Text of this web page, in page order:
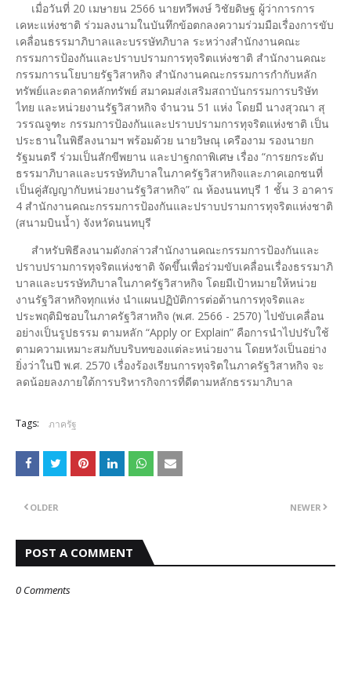
เมื่อวันที่ 20 เมษายน 2566 นายทวีพงษ์ วิชัยดิษฐ ผู้ว่าการการ
เคหะแห่งชาติ ร่วมลงนามในบันทึกข้อตกลงความร่วมมือเรื่องการขับ
เคลื่อนธรรมาภิบาลและบรรษัทภิบาล ระหว่างสำนักงานคณะ
กรรมการป้องกันและปราบปรามการทุจริตแห่งชาติ สำนักงานคณะ
กรรมการนโยบายรัฐวิสาหกิจ สำนักงานคณะกรรมการกำกับหลัก
ทรัพย์และตลาดหลักทรัพย์ สมาคมส่งเสริมสถาบันกรรมการบริษัท
ไทย และหน่วยงานรัฐวิสาหกิจ จำนวน 51 แห่ง โดยมี นางสุวณา สุ
วรรณจูฑะ กรรมการป้องกันและปราบปรามการทุจริตแห่งชาติ เป็น
ประธานในพิธีลงนามฯ พร้อมด้วย นายวิษณุ เครืองาม รองนายก
รัฐมนตรี ร่วมเป็นสักขีพยาน และปาฐกถาพิเศษ เรื่อง “การยกระดับ
ธรรมาภิบาลและบรรษัทภิบาลในภาครัฐวิสาหกิจและภาคเอกชนที่
เป็นคู่สัญญากับหน่วยงานรัฐวิสาหกิจ” ณ ห้องนนทบุรี 1 ชั้น 3 อาคาร
4 สำนักงานคณะกรรมการป้องกันและปราบปรามการทุจริตแห่งชาติ
(สนามบินน้ำ) จังหวัดนนทบุรี
สำหรับพิธีลงนามดังกล่าวสำนักงานคณะกรรมการป้องกันและ
ปราบปรามการทุจริตแห่งชาติ จัดขึ้นเพื่อร่วมขับเคลื่อนเรื่องธรรมาภิ
บาลและบรรษัทภิบาลในภาครัฐวิสาหกิจ โดยมีเป้าหมายให้หน่วย
งานรัฐวิสาหกิจทุกแห่ง นำแผนปฏิบัติการต่อต้านการทุจริตและ
ประพฤติมิชอบในภาครัฐวิสาหกิจ (พ.ศ. 2566 - 2570) ไปขับเคลื่อน
อย่างเป็นรูปธรรม ตามหลัก “Apply or Explain” คือการนำไปปรับใช้
ตามความเหมาะสมกับบริบทของแต่ละหน่วยงาน โดยหวังเป็นอย่าง
ยิ่งว่าในปี พ.ศ. 2570 เรื่องร้องเรียนการทุจริตในภาครัฐวิสาหกิจ จะ
ลดน้อยลงภายใต้การบริหารกิจการที่ดีตามหลักธรรมาภิบาล
Tags: ภาครัฐ
NEWER
OLDER
POST A COMMENT
0 Comments